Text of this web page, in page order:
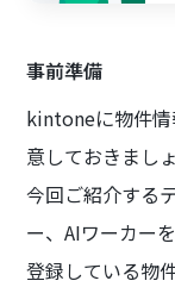
事前準備
kintoneに物件情
意しておきましょ
今回ご紹介する
ー、AIワーカー
登録している物